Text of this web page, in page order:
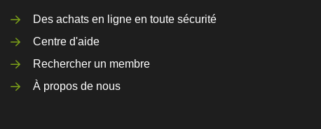
Des achats en ligne en toute sécurité
Centre d'aide
Rechercher un membre
À propos de nous